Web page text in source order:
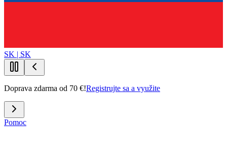
SK | SK
Doprava zdarma od 70 €!Registrujte sa a využite
Pomoc